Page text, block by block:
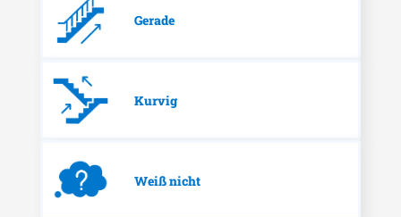
Gerade
Kurvig
Weiß nicht